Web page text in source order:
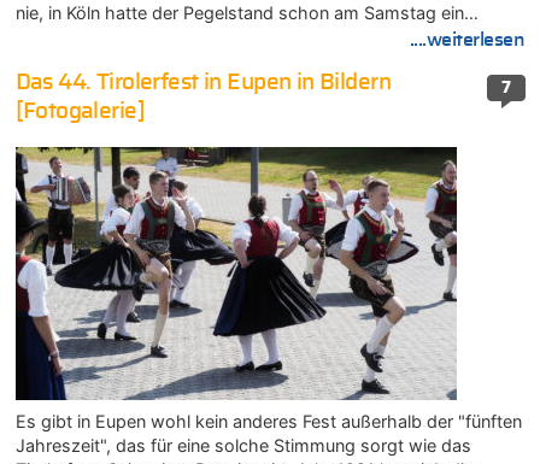
nie, in Köln hatte der Pegelstand schon am Samstag ein…
....weiterlesen
7
Das 44. Tirolerfest in Eupen in Bildern
[Fotogalerie]
Es gibt in Eupen wohl kein anderes Fest außerhalb der "fünften
Jahreszeit", das für eine solche Stimmung sorgt wie das